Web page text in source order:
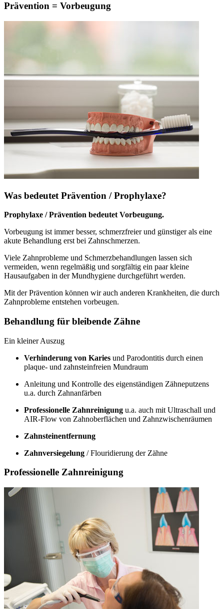
Prävention = Vorbeugung
Was bedeutet Prävention / Prophylaxe?
Prophylaxe / Prävention bedeutet Vorbeugung.
Vorbeugung ist immer besser, schmerzfreier und günstiger als eine
akute Behandlung erst bei Zahnschmerzen.
Viele Zahnprobleme und Schmerzbehandlungen lassen sich
vermeiden, wenn regelmäßig und sorgfältig ein paar kleine
Hausaufgaben in der Mundhygiene durchgeführt werden.
Mit der Prävention können wir auch anderen Krankheiten, die durch
Zahnprobleme entstehen vorbeugen.
Behandlung für bleibende Zähne
Ein kleiner Auszug
Verhinderung von Karies und Parodontitis durch einen
plaque- und zahnsteinfreien Mundraum
Anleitung und Kontrolle des eigenständigen Zähneputzens
u.a. durch Zahnanfärben
Professionelle Zahnreinigung u.a. auch mit Ultraschall und
AIR-Flow von Zahnoberflächen und Zahnzwischenräumen
Zahnsteinentfernung
Zahnversiegelung / Flouridierung der Zähne
Professionelle Zahnreinigung